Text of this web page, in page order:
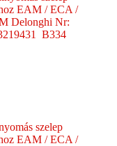
szelep
EAM / ECA /